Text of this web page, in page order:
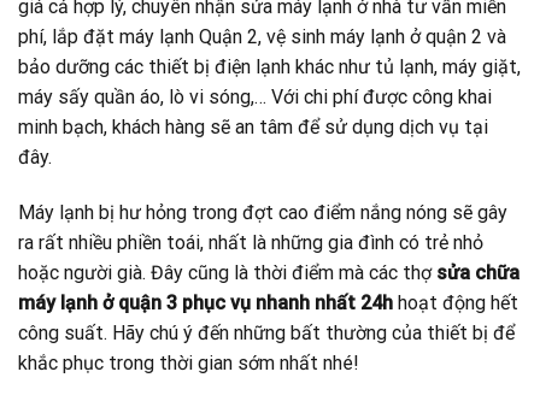
giá cả hợp lý, chuyên nhận sửa máy lạnh ở nhà tư vấn miễn
phí, lắp đặt máy lạnh Quận 2, vệ sinh máy lạnh ở quận 2 và
bảo dưỡng các thiết bị điện lạnh khác như tủ lạnh, máy giặt,
máy sấy quần áo, lò vi sóng,… Với chi phí được công khai
minh bạch, khách hàng sẽ an tâm để sử dụng dịch vụ tại
đây.
Máy lạnh bị hư hỏng trong đợt cao điểm nắng nóng sẽ gây
ra rất nhiều phiền toái, nhất là những gia đình có trẻ nhỏ
hoặc người già. Đây cũng là thời điểm mà các thợ sửa chữa
máy lạnh ở quận 3 phục vụ nhanh nhất 24h hoạt động hết
công suất. Hãy chú ý đến những bất thường của thiết bị để
khắc phục trong thời gian sớm nhất nhé!